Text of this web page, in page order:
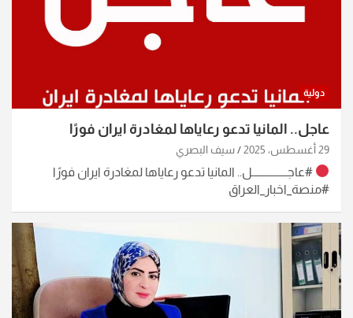
دولية
عاجل.. المانيا تدعو رعاياها لمغادرة ايران فورًا
29 أغسطس، 2025 سيف البصري
#عاجـــــــــــــــل.. المانيا تدعو رعاياها لمغادرة ايران فورًا
#منصة_اخبار_العراق